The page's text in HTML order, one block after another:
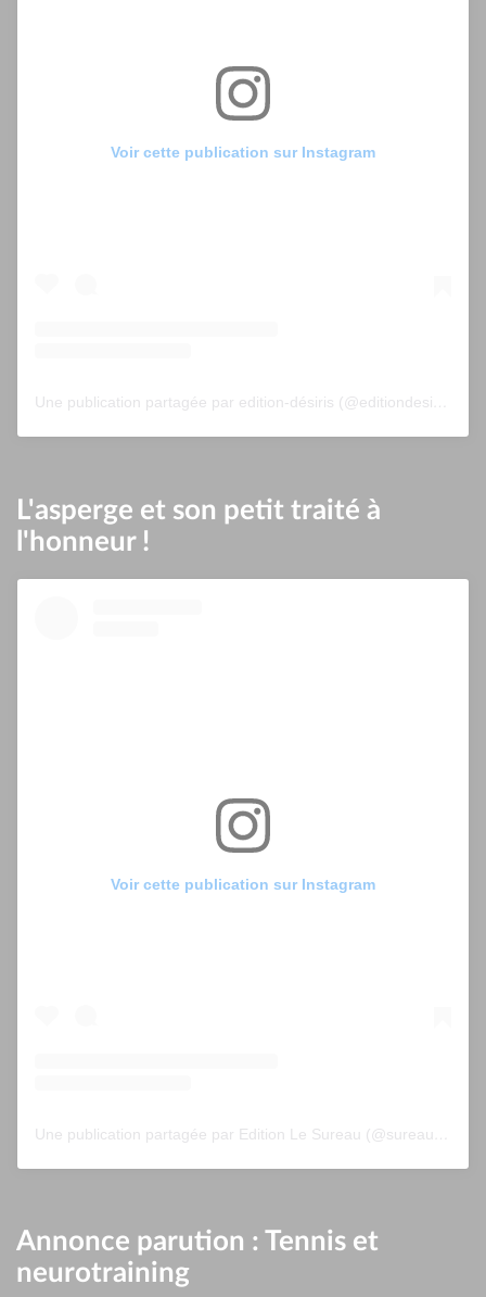
Voir cette publication sur Instagram
Une publication partagée par edition-désiris (@editiondesiris)
L'asperge et son petit traité à
l'honneur !
Voir cette publication sur Instagram
Une publication partagée par Edition Le Sureau (@sureau.edition)
Annonce parution : Tennis et
neurotraining